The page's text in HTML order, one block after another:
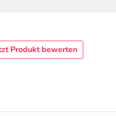
Produkt bewerten